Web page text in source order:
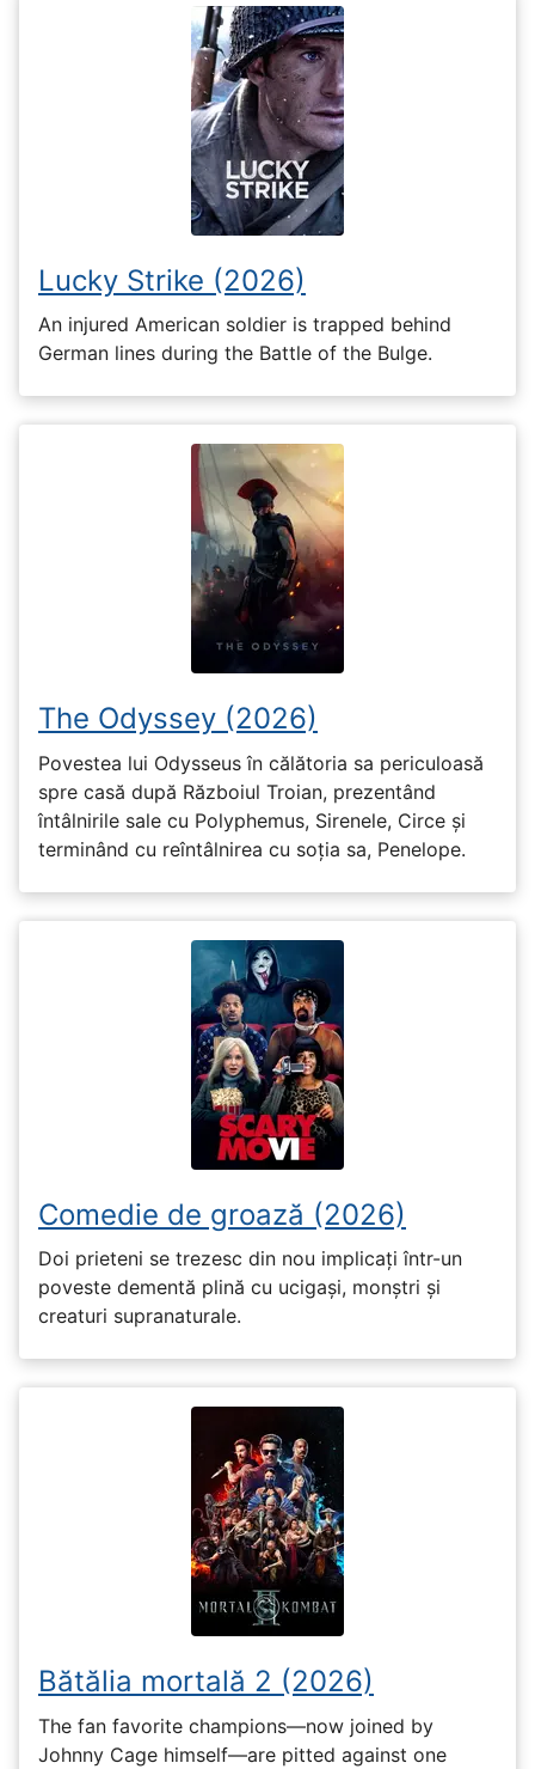
Lucky Strike (2026)
An injured American soldier is trapped behind
German lines during the Battle of the Bulge.
The Odyssey (2026)
Povestea lui Odysseus în călătoria sa periculoasă
spre casă după Războiul Troian, prezentând
întâlnirile sale cu Polyphemus, Sirenele, Circe și
terminând cu reîntâlnirea cu soția sa, Penelope.
Comedie de groază (2026)
Doi prieteni se trezesc din nou implicați într-un
poveste dementă plină cu ucigași, monștri și
creaturi supranaturale.
Bătălia mortală 2 (2026)
The fan favorite champions—now joined by
Johnny Cage himself—are pitted against one